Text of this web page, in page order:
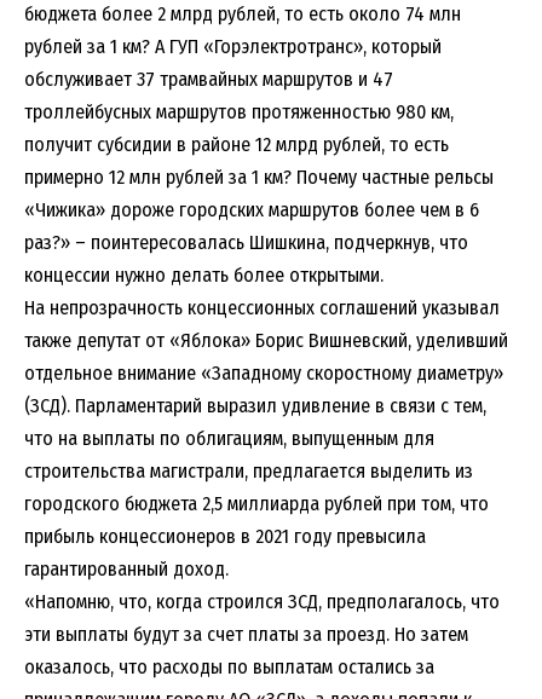
бюджета более 2 млрд рублей, то есть около 74 млн
рублей за 1 км? А ГУП «Горэлектротранс», который
обслуживает 37 трамвайных маршрутов и 47
троллейбусных маршрутов протяженностью 980 км,
получит субсидии в районе 12 млрд рублей, то есть
примерно 12 млн рублей за 1 км? Почему частные рельсы
«Чижика» дороже городских маршрутов более чем в 6
раз?» – поинтересовалась Шишкина, подчеркнув, что
концессии нужно делать более открытыми.
На непрозрачность концессионных соглашений указывал
также депутат от «Яблока» Борис Вишневский, уделивший
отдельное внимание «Западному скоростному диаметру»
(ЗСД). Парламентарий выразил удивление в связи с тем,
что на выплаты по облигациям, выпущенным для
строительства магистрали, предлагается выделить из
городского бюджета 2,5 миллиарда рублей при том, что
прибыль концессионеров в 2021 году превысила
гарантированный доход.
«Напомню, что, когда строился ЗСД, предполагалось, что
эти выплаты будут за счет платы за проезд. Но затем
оказалось, что расходы по выплатам остались за